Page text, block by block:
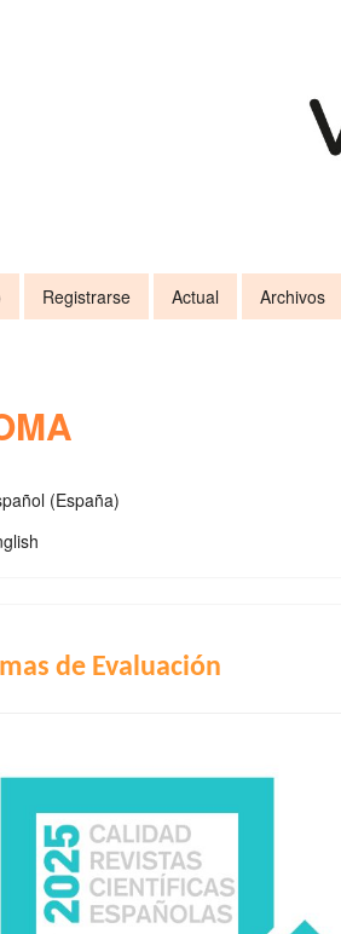
Registrarse Actual Archivos
(España)
de Evaluación